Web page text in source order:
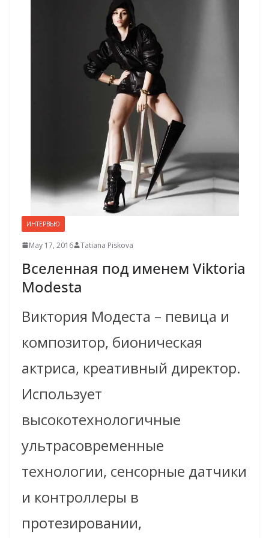
ИНТЕРВЬЮ
May 17, 2016 Tatiana Piskova
Вселенная под именем Viktoria
Modesta
Виктория Модеста – певица и
композитор, бионическая
актриса, креативный директор.
Использует
высокотехнологичные
ультрасовременные
технологии, сенсорные датчики
и контроллеры в
протезировании,